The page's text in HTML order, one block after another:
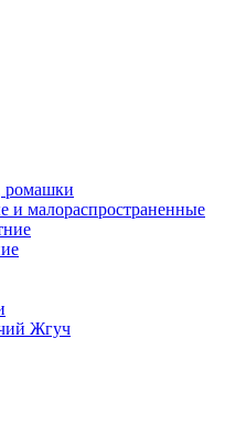
ромашки
и малораспространенные
Жгуч